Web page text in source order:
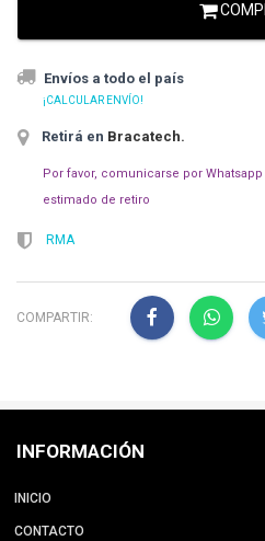
Envíos a todo el país
¡CALCULAR ENVÍO!
Retirá en Bracatech.
Por favor, comunicarse por
estimado de retiro
RMA
COMPARTIR:
INFORMACIÓN
INICIO
CONTACTO